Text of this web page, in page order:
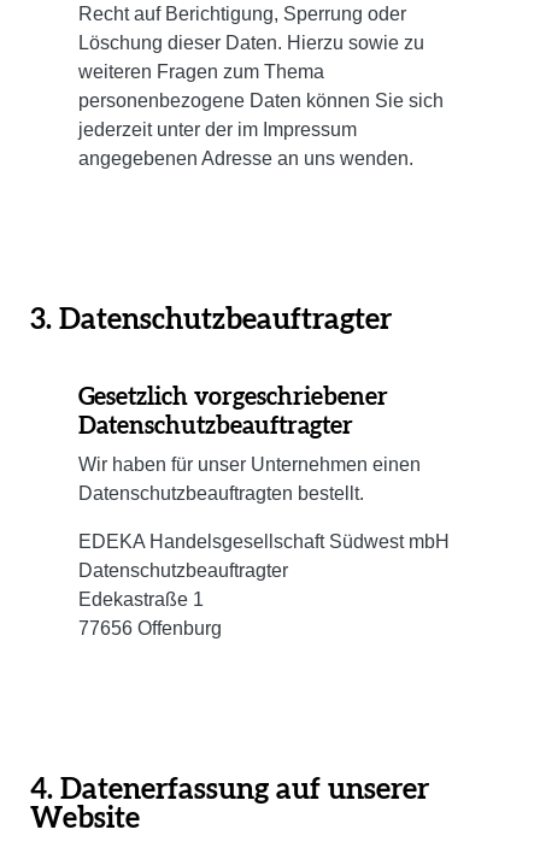
Recht auf Berichtigung, Sperrung oder
Löschung dieser Daten. Hierzu sowie zu
weiteren Fragen zum Thema
personenbezogene Daten können Sie sich
jederzeit unter der im Impressum
angegebenen Adresse an uns wenden.
3. Datenschutzbeauftragter
Gesetzlich vorgeschriebener
Datenschutzbeauftragter
Wir haben für unser Unternehmen einen
Datenschutzbeauftragten bestellt.
EDEKA Handelsgesellschaft Südwest mbH
Datenschutzbeauftragter
Edekastraße 1
77656 Offenburg
4. Datenerfassung auf unserer
Website